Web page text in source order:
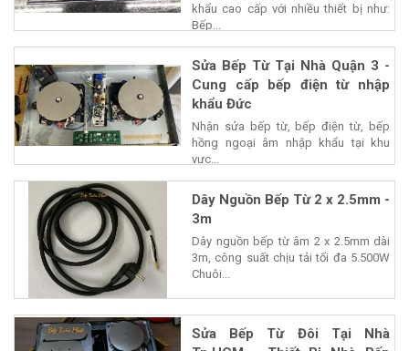
khẩu cao cấp với nhiều thiết bị như:
Bếp...
Sửa Bếp Từ Tại Nhà Quận 3 -
Cung cấp bếp điện từ nhập
khẩu Đức
Nhận sửa bếp từ, bếp điện từ, bếp
hồng ngoại âm nhập khẩu tại khu
vực...
Dây Nguồn Bếp Từ 2 x 2.5mm -
3m
Dây nguồn bếp từ âm 2 x 2.5mm dài
3m, công suất chịu tải tối đa 5.500W
Chuôi...
Sửa Bếp Từ Đôi Tại Nhà